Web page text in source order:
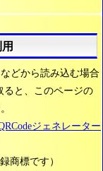
どから読み込む場合
ると、このページの
ジェネレーター
商標です）